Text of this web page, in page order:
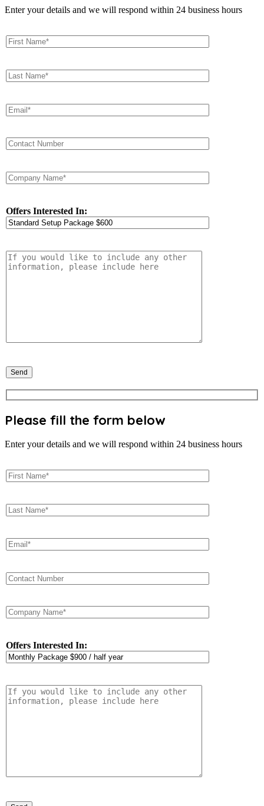
Enter your details and we will respond within 24 business hours
Offers Interested In:
Please fill the form below
Enter your details and we will respond within 24 business hours
Offers Interested In: